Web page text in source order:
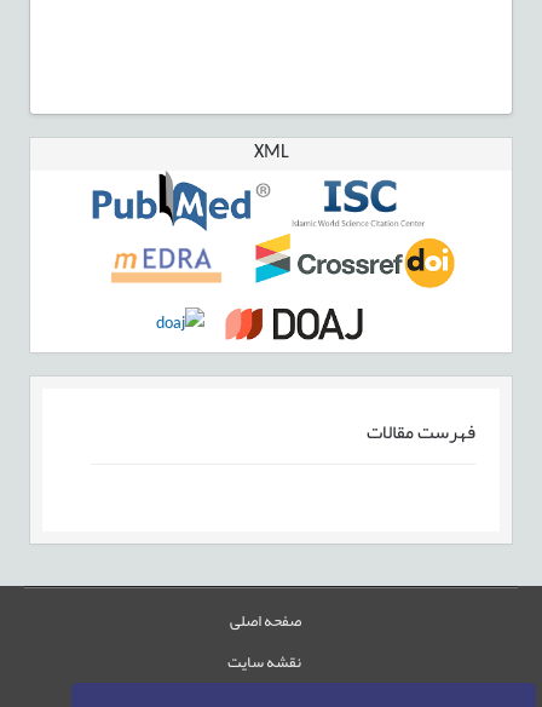
XML
فهرست مقالات
صفحه اصلی
نقشه سایت